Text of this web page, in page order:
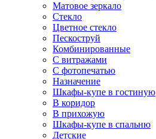
Матовое зеркало
Стекло
Цветное стекло
Пескоструй
Комбинированные
С витражами
С фотопечатью
Назначение
Шкафы-купе в гостиную
В коридор
В прихожую
Шкафы-купе в спальню
Детские